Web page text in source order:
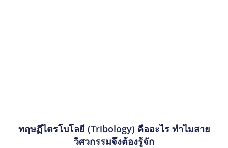
ทฤษฏีไตรโบโลยี (Tribology) คืออะไร ทำไมสาย
วิศวกรรมจึงต้องรู้จัก